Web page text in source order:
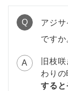
Q
アジ
ですか
A
旧枝
わりの
する